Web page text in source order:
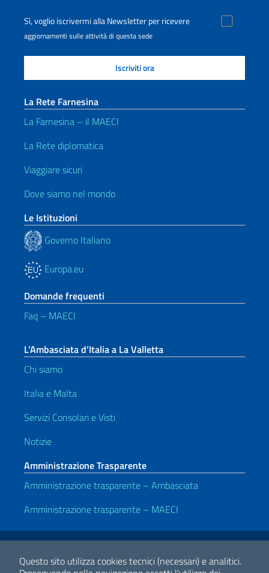
Questo sito utilizza cookies tecnici (necessari) e analitici.
Sì, voglio iscrivermi alla Newsletter per ricevere
aggiornamenti sulle attività di questa sede
La Rete Farnesina
La Farnesina – il MAECI
La Rete diplomatica
Viaggiare sicuri
Dove siamo nel mondo
Le Istituzioni
Governo Italiano
Europa.eu
Domande frequenti
Faq – MAECI
L’Ambasciata d’Italia a La Valletta
Chi siamo
Italia e Malta
Servizi Consolari e Visti
Notizie
Amministrazione Trasparente
Amministrazione trasparente – Ambasciata
Amministrazione trasparente – MAECI
Link Utili